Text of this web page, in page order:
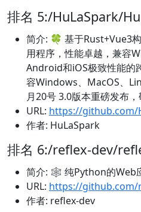
排名 5:/HuLaSpark/
简介: 🍀 基于Rust+Vue3
用程序，性能卓越，兼容
Android和iOS极致性能的
容Windows、MacOS、
月20号 3.0版本重磅发布
URL: https://github.com/
作者: HuLaSpark
排名 6:/reflex-dev/
简介: 🕸️ 纯Python的Web
URL: https://github.com/
作者: reflex-dev